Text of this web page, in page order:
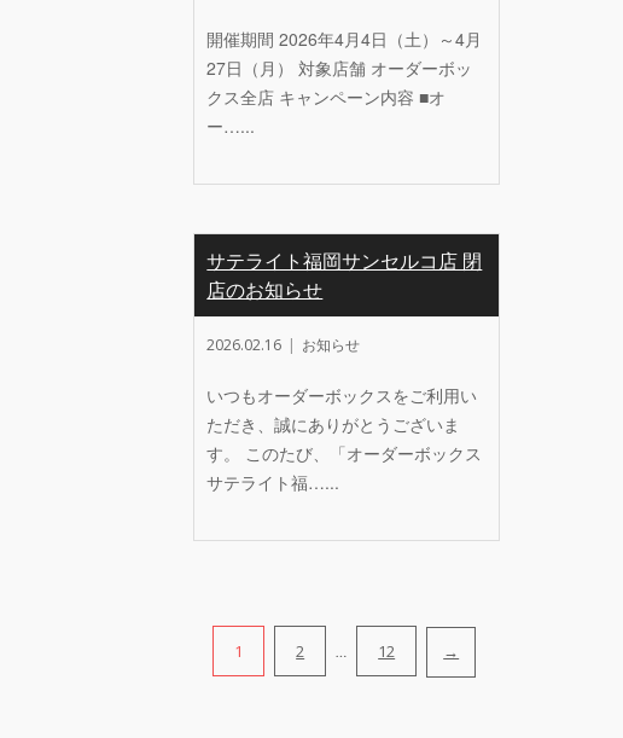
開催期間 2026年4月4日（土）～4月
27日（月） 対象店舗 オーダーボッ
クス全店 キャンペーン内容 ■オ
ー…...
サテライト福岡サンセルコ店 閉
店のお知らせ
2026.02.16 お知らせ
いつもオーダーボックスをご利用い
ただき、誠にありがとうございま
す。 このたび、「オーダーボックス
サテライト福…...
投
1 2 … 12 →